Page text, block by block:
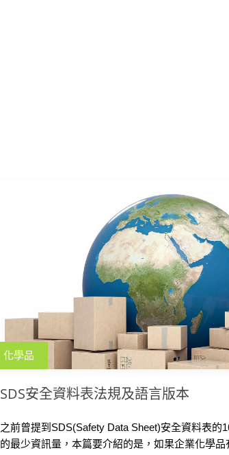
化學品
SDS安全資料表法規及語言版本
之前曾提到SDS(Safety Data Sheet)安全資料表的
的最少資訊量，本篇要介紹的是，如果企業化學